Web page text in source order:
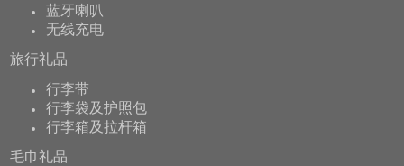
蓝牙喇叭
无线充电
旅行礼品
行李带
行李袋及护照包
行李箱及拉杆箱
毛巾礼品